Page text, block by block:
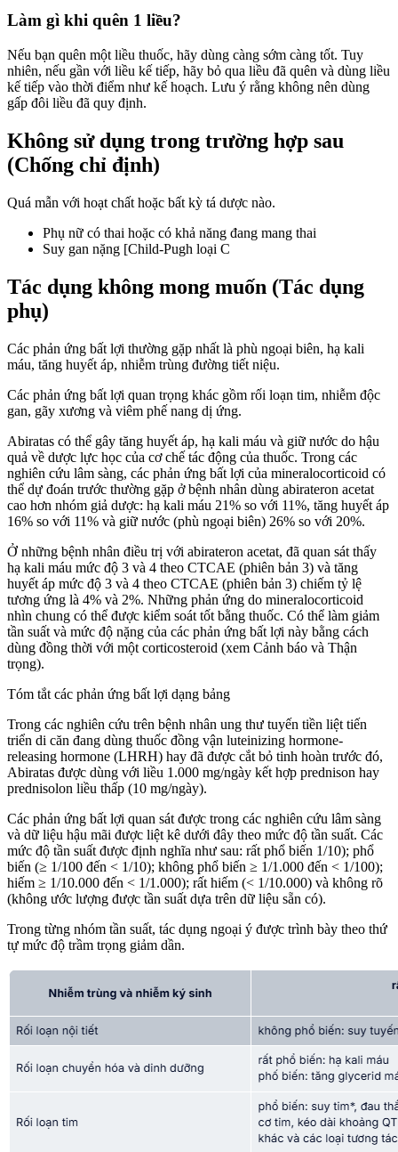
Làm gì khi quên 1 liều?
Nếu bạn quên một liều thuốc, hãy dùng càng sớm càng tốt. Tuy
nhiên, nếu gần với liều kế tiếp, hãy bỏ qua liều đã quên và dùng liều
kế tiếp vào thời điểm như kế hoạch. Lưu ý rằng không nên dùng
gấp đôi liều đã quy định.
Không sử dụng trong trường hợp sau
(Chống chỉ định)
Quá mẫn với hoạt chất hoặc bất kỳ tá dược nào.
Phụ nữ có thai hoặc có khả năng đang mang thai
Suy gan nặng [Child-Pugh loại C
Tác dụng không mong muốn (Tác dụng
phụ)
Các phản ứng bất lợi thường gặp nhất là phù ngoại biên, hạ kali
máu, tăng huyết áp, nhiễm trùng đường tiết niệu.
Các phản ứng bất lợi quan trọng khác gồm rối loạn tim, nhiễm độc
gan, gãy xương và viêm phế nang dị ứng.
Abiratas có thể gây tăng huyết áp, hạ kali máu và giữ nước do hậu
quả về dược lực học của cơ chế tác động của thuốc. Trong các
nghiên cứu lâm sàng, các phản ứng bất lợi của mineralocorticoid có
thể dự đoán trước thường gặp ở bệnh nhân dùng abirateron acetat
cao hơn nhóm giả dược: hạ kali máu 21% so với 11%, tăng huyết áp
16% so với 11% và giữ nước (phù ngoại biên) 26% so với 20%.
Ở những bệnh nhân điều trị với abirateron acetat, đã quan sát thấy
hạ kali máu mức độ 3 và 4 theo CTCAE (phiên bản 3) và tăng
huyết áp mức độ 3 và 4 theo CTCAE (phiên bản 3) chiếm tỷ lệ
tương ứng là 4% và 2%. Những phản ứng do mineralocorticoid
nhìn chung có thể được kiểm soát tốt bằng thuốc. Có thể làm giảm
tần suất và mức độ nặng của các phản ứng bất lợi này bằng cách
dùng đồng thời với một corticosteroid (xem Cảnh báo và Thận
trọng).
Tóm tắt các phản ứng bất lợi dạng bảng
Trong các nghiên cứu trên bệnh nhân ung thư tuyến tiền liệt tiến
triển di căn đang dùng thuốc đồng vận luteinizing hormone-
releasing hormone (LHRH) hay đã được cắt bỏ tinh hoàn trước đó,
Abiratas được dùng với liều 1.000 mg/ngày kết hợp prednison hay
prednisolon liều thấp (10 mg/ngày).
Các phản ứng bất lợi quan sát được trong các nghiên cứu lâm sàng
và dữ liệu hậu mãi được liệt kê dưới đây theo mức độ tần suất. Các
mức độ tần suất được định nghĩa như sau: rất phổ biến 1/10); phổ
biến (≥ 1/100 đến < 1/10); không phổ biến ≥ 1/1.000 đến < 1/100);
hiếm ≥ 1/10.000 đến < 1/1.000); rất hiếm (< 1/10.000) và không rõ
(không ước lượng được tần suất dựa trên dữ liệu sẵn có).
Trong từng nhóm tần suất, tác dụng ngoại ý được trình bày theo thứ
tự mức độ trầm trọng giảm dần.